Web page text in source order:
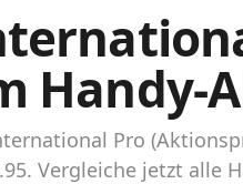
Handy-
Pro
Vergleiche jetzt